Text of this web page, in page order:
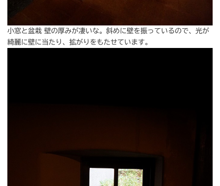
小窓と盆栽 壁の厚みが凄いな。斜めに壁を振っているので、光が
綺麗に壁に当たり、拡がりをもたせています。